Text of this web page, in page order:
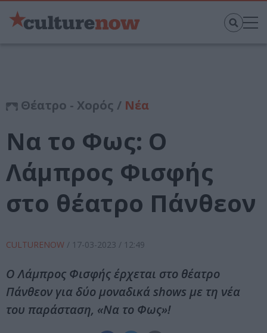
Θέατρο - Χορός / Νέα
Να το Φως: Ο
Λάμπρος Φισφής
στο θέατρο Πάνθεον
CULTURENOW / 17-03-2023 / 12:49
Ο Λάμπρος Φισφής έρχεται στο θέατρο
Πάνθεον για δύο μοναδικά shows με τη νέα
του παράσταση, «Να το Φως»!